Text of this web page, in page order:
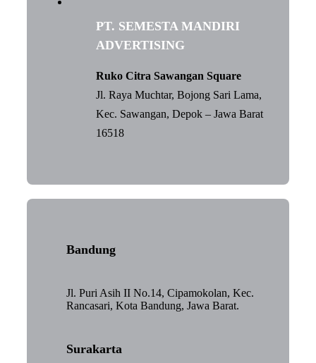
PT. SEMESTA MANDIRI
ADVERTISING
Ruko Citra Sawangan Square
Jl. Raya Muchtar, Bojong Sari Lama,
Kec. Sawangan, Depok – Jawa Barat
16518
Bandung
Jl. Puri Asih II No.14, Cipamokolan, Kec.
Rancasari, Kota Bandung, Jawa Barat.
Surakarta